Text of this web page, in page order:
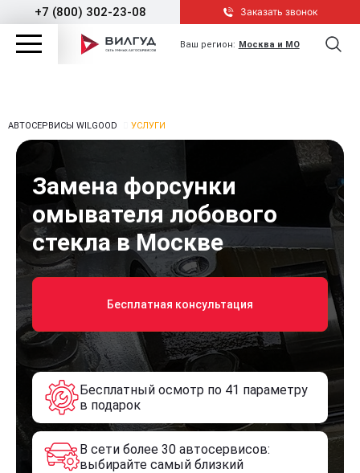
+7 (800) 302-23-08 Заказать звонок
Ваш регион: Москва и МО
АВТОСЕРВИСЫ WILGOOD УСЛУГИ
Замена форсунки
омывателя лобового
стекла в Москве
Бесплатная консультация
Бесплатный осмотр по 41 параметру
в подарок
В сети более 30 автосервисов:
выбирайте самый близкий